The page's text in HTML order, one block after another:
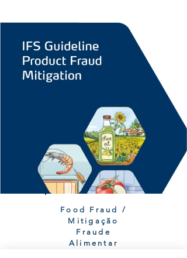
Food Fraud /
Mitigação
Fraude
Alimentar